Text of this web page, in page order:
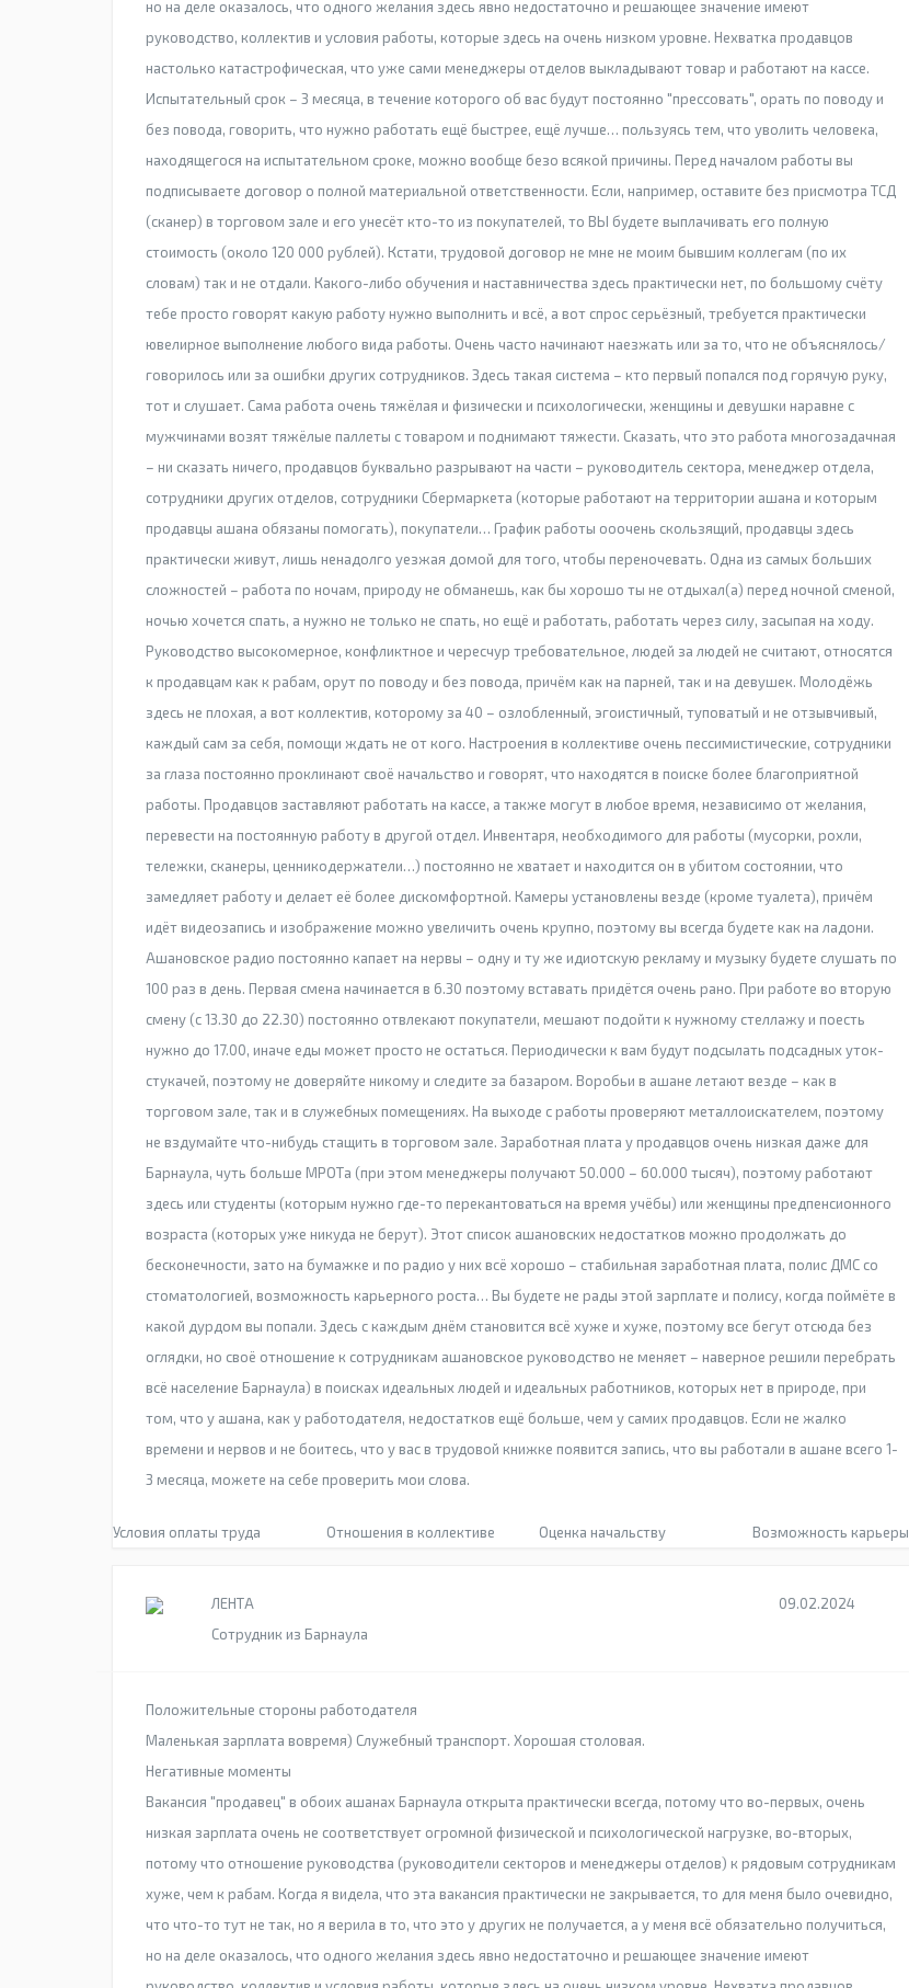
но на деле оказалось, что одного желания здесь явно недостаточно и решающее значение имеют
руководство, коллектив и условия работы, которые здесь на очень низком уровне. Нехватка продавцов
настолько катастрофическая, что уже сами менеджеры отделов выкладывают товар и работают на кассе.
Испытательный срок – 3 месяца, в течение которого об вас будут постоянно "прессовать", орать по поводу и
без повода, говорить, что нужно работать ещё быстрее, ещё лучше… пользуясь тем, что уволить человека,
находящегося на испытательном сроке, можно вообще безо всякой причины. Перед началом работы вы
подписываете договор о полной материальной ответственности. Если, например, оставите без присмотра ТСД
(сканер) в торговом зале и его унесёт кто-то из покупателей, то ВЫ будете выплачивать его полную
стоимость (около 120 000 рублей). Кстати, трудовой договор не мне не моим бывшим коллегам (по их
словам) так и не отдали. Какого-либо обучения и наставничества здесь практически нет, по большому счёту
тебе просто говорят какую работу нужно выполнить и всё, а вот спрос серьёзный, требуется практически
ювелирное выполнение любого вида работы. Очень часто начинают наезжать или за то, что не объяснялось/
говорилось или за ошибки других сотрудников. Здесь такая система – кто первый попался под горячую руку,
тот и слушает. Сама работа очень тяжёлая и физически и психологически, женщины и девушки наравне с
мужчинами возят тяжёлые паллеты с товаром и поднимают тяжести. Сказать, что это работа многозадачная
– ни сказать ничего, продавцов буквально разрывают на части – руководитель сектора, менеджер отдела,
сотрудники других отделов, сотрудники Сбермаркета (которые работают на территории ашана и которым
продавцы ашана обязаны помогать), покупатели… График работы ооочень скользящий, продавцы здесь
практически живут, лишь ненадолго уезжая домой для того, чтобы переночевать. Одна из самых больших
сложностей – работа по ночам, природу не обманешь, как бы хорошо ты не отдыхал(а) перед ночной сменой,
ночью хочется спать, а нужно не только не спать, но ещё и работать, работать через силу, засыпая на ходу.
Руководство высокомерное, конфликтное и чересчур требовательное, людей за людей не считают, относятся
к продавцам как к рабам, орут по поводу и без повода, причём как на парней, так и на девушек. Молодёжь
здесь не плохая, а вот коллектив, которому за 40 – озлобленный, эгоистичный, туповатый и не отзывчивый,
каждый сам за себя, помощи ждать не от кого. Настроения в коллективе очень пессимистические, сотрудники
за глаза постоянно проклинают своё начальство и говорят, что находятся в поиске более благоприятной
работы. Продавцов заставляют работать на кассе, а также могут в любое время, независимо от желания,
перевести на постоянную работу в другой отдел. Инвентаря, необходимого для работы (мусорки, рохли,
тележки, сканеры, ценникодержатели…) постоянно не хватает и находится он в убитом состоянии, что
замедляет работу и делает её более дискомфортной. Камеры установлены везде (кроме туалета), причём
идёт видеозапись и изображение можно увеличить очень крупно, поэтому вы всегда будете как на ладони.
Ашановское радио постоянно капает на нервы – одну и ту же идиотскую рекламу и музыку будете слушать по
100 раз в день. Первая смена начинается в 6.30 поэтому вставать придётся очень рано. При работе во вторую
смену (с 13.30 до 22.30) постоянно отвлекают покупатели, мешают подойти к нужному стеллажу и поесть
нужно до 17.00, иначе еды может просто не остаться. Периодически к вам будут подсылать подсадных уток-
стукачей, поэтому не доверяйте никому и следите за базаром. Воробьи в ашане летают везде – как в
торговом зале, так и в служебных помещениях. На выходе с работы проверяют металлоискателем, поэтому
не вздумайте что-нибудь стащить в торговом зале. Заработная плата у продавцов очень низкая даже для
Барнаула, чуть больше МРОТа (при этом менеджеры получают 50.000 – 60.000 тысяч), поэтому работают
здесь или студенты (которым нужно где-то перекантоваться на время учёбы) или женщины предпенсионного
возраста (которых уже никуда не берут). Этот список ашановских недостатков можно продолжать до
бесконечности, зато на бумажке и по радио у них всё хорошо – стабильная заработная плата, полис ДМС со
стоматологией, возможность карьерного роста… Вы будете не рады этой зарплате и полису, когда поймёте в
какой дурдом вы попали. Здесь с каждым днём становится всё хуже и хуже, поэтому все бегут отсюда без
оглядки, но своё отношение к сотрудникам ашановское руководство не меняет – наверное решили перебрать
всё население Барнаула) в поисках идеальных людей и идеальных работников, которых нет в природе, при
том, что у ашана, как у работодателя, недостатков ещё больше, чем у самих продавцов. Если не жалко
времени и нервов и не боитесь, что у вас в трудовой книжке появится запись, что вы работали в ашане всего 1-
3 месяца, можете на себе проверить мои слова.
Условия оплаты труда Отношения в коллективе Оценка начальству Возможность карьеры
ЛЕНТА
Сотрудник из Барнаула
09.02.2024
Положительные стороны работодателя
Маленькая зарплата вовремя) Служебный транспорт. Хорошая столовая.
Негативные моменты
Вакансия "продавец" в обоих ашанах Барнаула открыта практически всегда, потому что во-первых, очень
низкая зарплата очень не соответствует огромной физической и психологической нагрузке, во-вторых,
потому что отношение руководства (руководители секторов и менеджеры отделов) к рядовым сотрудникам
хуже, чем к рабам. Когда я видела, что эта вакансия практически не закрывается, то для меня было очевидно,
что что-то тут не так, но я верила в то, что это у других не получается, а у меня всё обязательно получиться,
но на деле оказалось, что одного желания здесь явно недостаточно и решающее значение имеют